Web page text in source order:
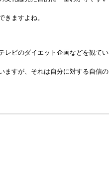
ますよね。
レビのダイエット企画などを観てい
ますが、それは自分に対する自信の